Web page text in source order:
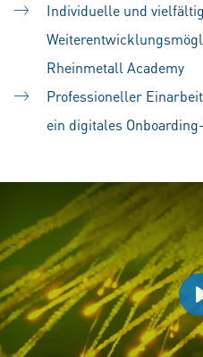
Individuelle und
Rheinmetall Academy
Professioneller
ein digitales